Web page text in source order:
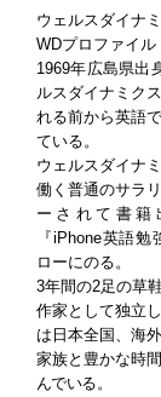
ウェルスダイナ
WDプロファイ
1969年広島県出
ルスダイナミク
れる前から英語
ている。
ウェルスダイナ
働く普通のサラ
ーされて書籍
『iPhone英語
ローにのる。
3年間の2足の草
作家として独立
は日本全国、海
家族と豊かな時
んでいる。